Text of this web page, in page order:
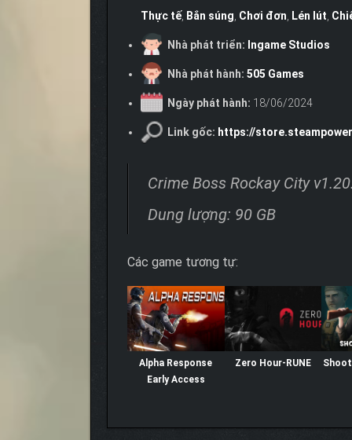
Thực tế, Bắn súng, Chơi đơn, Lén lút,
Nhà phát triển: Ingame Studios
Nhà phát hành: 505 Games
Ngày phát hành: 18/06/2024
Link gốc: https://
Crime Boss Rockay City
Dung lượng: 90 GB
Các game tương tự:
Alpha Response
Early Access
Zero Hour-RUNE